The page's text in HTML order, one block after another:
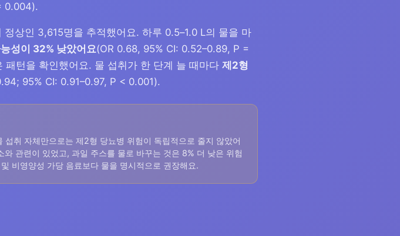
0.004).
정상인 3,615명을 추적했어요. 하루 0.5–1.0 L의 물을 마
성이 32% 낮았어요(OR 0.68, 95% CI: 0.52–0.89, P =
패턴을 확인했어요. 물 섭취가 한 단계 늘 때마다 제2형
95% CI: 0.91–0.97, P < 0.001).
섭취 자체만으로는 제2형 당뇨병 위험이 독립적으로 줄지 않았어
관련이 있었고, 과일 주스를 물로 바꾸는 것은 8% 더 낮은 위험
비영양성 가당 음료보다 물을 명시적으로 권장해요.